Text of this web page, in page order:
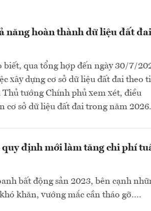
năng hoàn thành dữ liệu đất đai
qua tổng hợp đến ngày 30/7/
xây dựng cơ sở dữ liệu đất đai theo
Thủ tướng Chính phủ xem xét, điều
cơ sở dữ liệu đất đai trong năm
định mới làm tăng chi phí
bất động sản 2023, bên cạnh
khăn, vướng mắc cần tháo gỡ….